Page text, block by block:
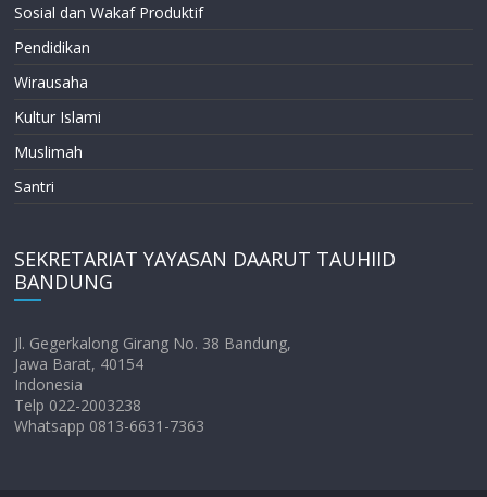
Sosial dan Wakaf Produktif
Pendidikan
Wirausaha
Kultur Islami
Muslimah
Santri
SEKRETARIAT YAYASAN DAARUT TAUHIID
BANDUNG
Jl. Gegerkalong Girang No. 38 Bandung,
Jawa Barat, 40154
Indonesia
Telp 022-2003238
Whatsapp 0813-6631-7363